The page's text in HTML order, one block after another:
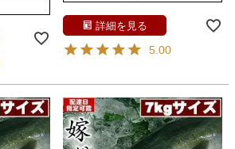
詳細を見る
5.00